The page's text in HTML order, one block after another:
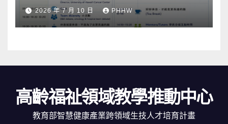
2026 年 7 月 10 日 PHHW
高齡福祉領域教學推動中心
教育部智慧健康產業跨領域生技人才培育計畫